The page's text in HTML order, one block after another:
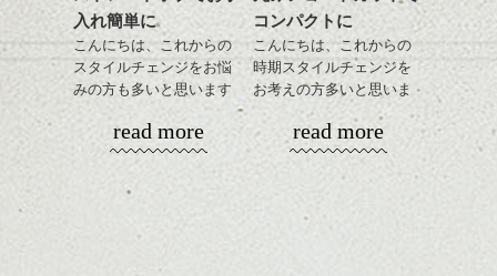
スパ／伸びても目立たない
ヘアカラー/ハイライト/ダブ
ルカラー/髪質改善/TOKIOト
リートメント/ブリーチ/イン
ナーカラー/イルミナカラー/
ミニボブ/抜け感ショート/バ
レイヤージュ/縮毛矯正
ハンサムショート／ヘッド
ヘアカラー/ハイライト/ダブ
ルカラー/髪質改善/TOKIOト
に個性をだしました。
春もみすえてスタイルチェンジいいと思い
ます。
気になった方はご相談してください！！
お待ちしています。
美容室でも、ヘアスタイルに迷ったら、ヘ
アカタログなどではなく、担当スタイリス
トと話をしてみるのも良いかもしれないで
すね！！
dropでは予約制限をしているので、カウンセ
リングに時間をとることができます。
そんなこんなで、こんなスタイルです。
パッケージに何かを加え、
入れ簡単に
こんにちは、これからの
スタイルチェンジをお悩
みの方も多いと思います
やっぱりボブでお手入れ
しやすいスタイルだと毎
あご下のラインでやや長
read more
コンパクトに
こんにちは、これからの
時期スタイルチェンジを
お考えの方多いと思いま
す。
コンパクトなフォルムが
全体のバランスを良く見
いろんなシーンに雰囲気
read more